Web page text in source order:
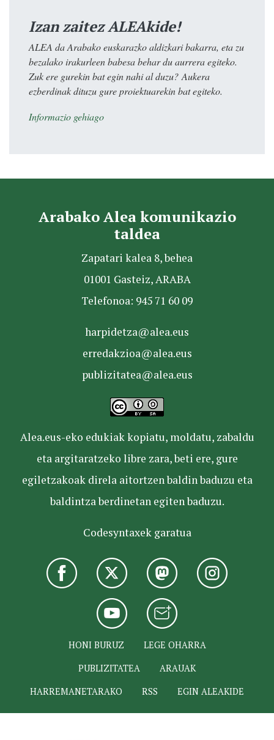
Izan zaitez ALEAkide!
ALEA da Arabako euskarazko aldizkari bakarra, eta zu
bezalako irakurleen babesa behar du aurrera egiteko.
Zuk ere gurekin bat egin nahi al duzu? Aukera
ezberdinak dituzu gure proiektuarekin bat egiteko.
Informazio gehiago
Arabako Alea komunikazio
taldea
Zapatari kalea 8, behea
01001 Gasteiz, ARABA
Telefonoa: 945 71 60 09
harpidetza@alea.eus
erredakzioa@alea.eus
publizitatea@alea.eus
Alea.eus-eko edukiak kopiatu, moldatu, zabaldu
eta argitaratzeko libre zara, beti ere, gure
egiletzakoak direla aitortzen baldin baduzu eta
baldintza berdinetan egiten baduzu.
Codesyntaxek garatua
HONI BURUZ
LEGE OHARRA
PUBLIZITATEA
ARAUAK
HARREMANETARAKO
RSS EGIN ALEAKIDE